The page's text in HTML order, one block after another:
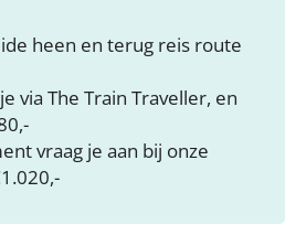
heen en terug reis route
via The Train Traveller, en
vraag je aan bij onze